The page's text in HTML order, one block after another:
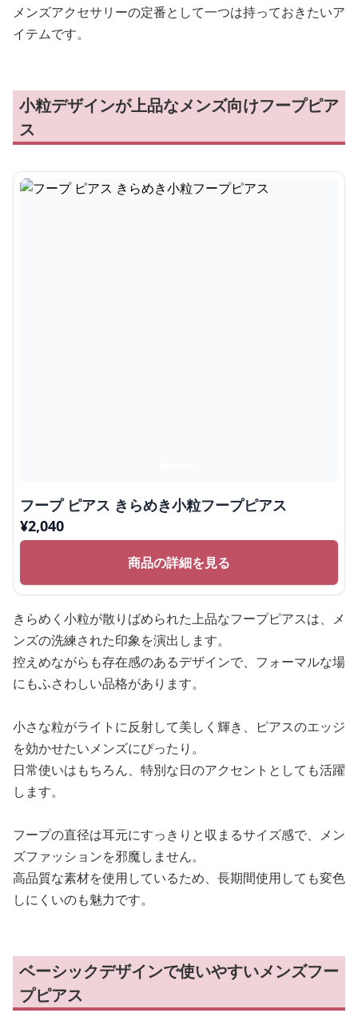
メンズアクセサリーの定番として一つは持っておきたいア
イテムです。
小粒デザインが上品なメンズ向けフープピア
ス
フープ ピアス きらめき小粒フープピアス
¥2,040
商品の詳細を見る
きらめく小粒が散りばめられた上品なフープピアスは、メ
ンズの洗練された印象を演出します。
控えめながらも存在感のあるデザインで、フォーマルな場
にもふさわしい品格があります。
小さな粒がライトに反射して美しく輝き、ピアスのエッジ
を効かせたいメンズにぴったり。
日常使いはもちろん、特別な日のアクセントとしても活躍
します。
フープの直径は耳元にすっきりと収まるサイズ感で、メン
ズファッションを邪魔しません。
高品質な素材を使用しているため、長期間使用しても変色
しにくいのも魅力です。
ベーシックデザインで使いやすいメンズフー
プピアス